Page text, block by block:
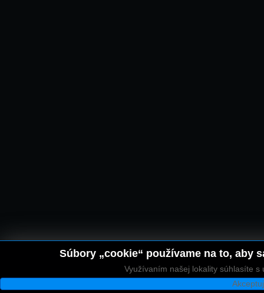
Súbory „cookie“ používame na to, aby
Využívaním našej lokality súhlasíte s